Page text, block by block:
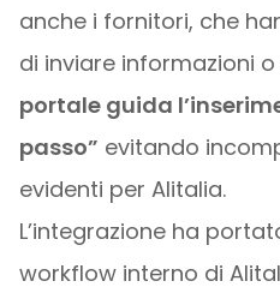
anche i fornitori, che
di inviare informazioni
portale guida
passo” evitando
evidenti per Alitalia.
L’integrazione ha
workflow interno di